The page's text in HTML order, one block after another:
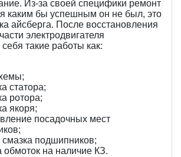
Из-за своей специфики ремонт
каким бы успешным он не был, это
айсберга. После восстановления
электродвигателя
такие работы как:
статора;
ротора;
якоря;
посадочных мест
подшипников;
обмоток на наличие КЗ.